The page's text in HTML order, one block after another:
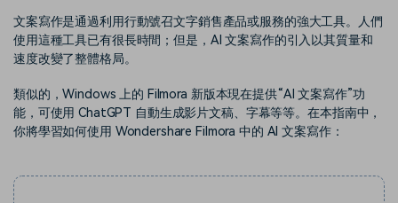
部落格
聯盟計劃
幫助中心
搜尋
文案寫作是通過利用行動號召文字銷售產品或服務的強大工具。人們
使用這種工具已有很長時間；但是，AI 文案寫作的引入以其質量和
速度改變了整體格局。
類似的，Windows 上的 Filmora 新版本現在提供“AI 文案寫作”功
能，可使用 ChatGPT 自動生成影片文稿、字幕等等。在本指南中，
你將學習如何使用 Wondershare Filmora 中的 AI 文案寫作：